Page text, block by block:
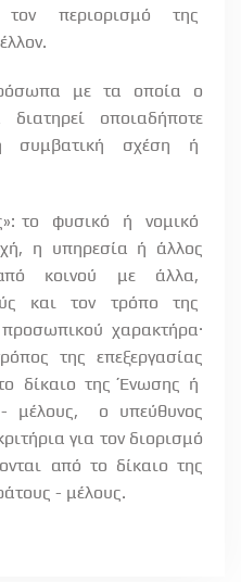
τον περιορισμό
της
με τα οποία ο
οποιαδήποτε
συμβατική σχέση
ή
το φυσικό ή
νομικό
η υπηρεσία ή άλλος
κοινού με
άλλα,
και τον τρόπο
της
χαρακτήρα·
της επεξεργασίας
δίκαιο της Ένωσης ή
- μέλους,
ο υπεύθυνος
για τον διορισμό
από το δίκαιο της
- μέλους.